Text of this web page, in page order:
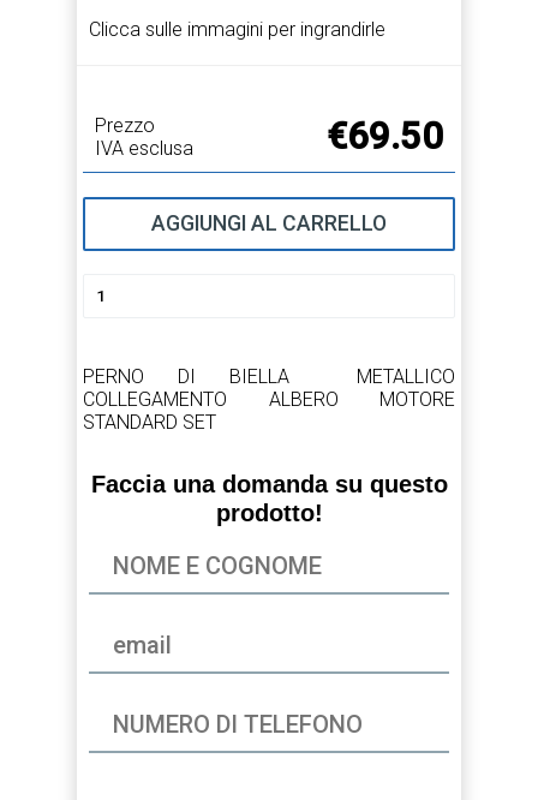
Clicca sulle immagini per ingrandirle
Prezzo
IVA esclusa
€69.50
AGGIUNGI AL CARRELLO
PERNO DI BIELLA METALLICO
COLLEGAMENTO ALBERO MOTORE
STANDARD SET
Faccia una domanda su questo
prodotto!